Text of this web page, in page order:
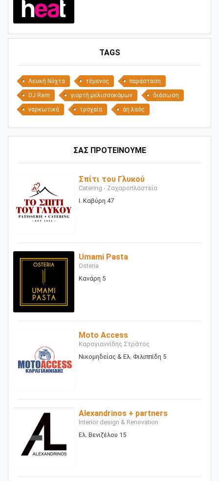
TAGS
Λευκή Νύχτα τέμενος παράσταση
DJ Ram γιορτή μελισσοκόμων διάσωση
ναρκωτικά τροχαία άη λαός
ΣΑΣ ΠΡΟΤΕΙΝΟΥΜΕ
Σπίτι του Γλυκού
Catering - Ζαχαροπλαστεία
Ι. Καβύρη 47
Umami Pasta
Osteria
Κανάρη 5
Moto Access
Καραγιαννίδης Στράτος
Νικομηδείας & Ελ. Φιλιππίδη 5
Alexandrinos + partners
Interior design & Renovation
Ελ. Βενιζέλου 15